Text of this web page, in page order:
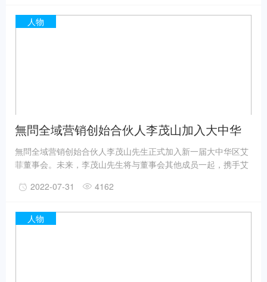
人物
無問全域营销创始合伙人李茂山加入大中华
区艾菲董事会
無問全域营销创始合伙人李茂山先生正式加入新一届大中华区艾
菲董事会。未来，李茂山先生将与董事会其他成员一起，携手艾
和表彰实效营销作品及其实践者，推动品牌商业价值增长。
2022-07-31 4162
人物